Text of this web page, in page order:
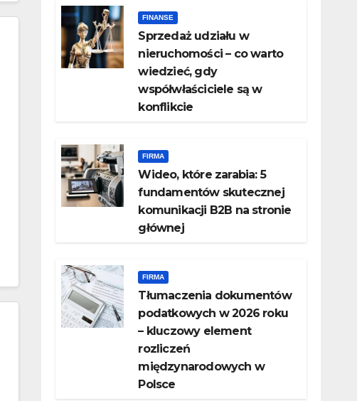
FINANSE
Sprzedaż udziału w
nieruchomości – co warto
wiedzieć, gdy
współwłaściciele są w
konflikcie
FIRMA
Wideo, które zarabia: 5
fundamentów skutecznej
komunikacji B2B na stronie
głównej
FIRMA
Tłumaczenia dokumentów
podatkowych w 2026 roku
– kluczowy element
rozliczeń
międzynarodowych w
Polsce